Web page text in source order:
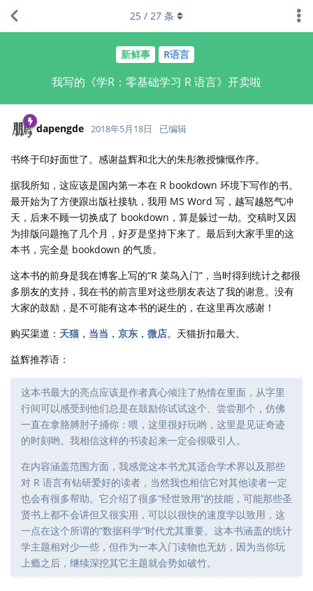
新鲜事 R语言
我写的《学R：零基础学习 R 语言》开卖啦
25 / 27 条
dapengde 2018年5月18日 已编辑
书终于印好面世了。感谢益辉和北大的朱彤教授慷慨作序。
据我所知，这应该是国内第一本在 R bookdown 环境下写作的书。
最开始为了方便跟出版社接轨，我用 MS Word 写，越写越怒气冲
天，后来不顾一切换成了 bookdown，算是躲过一劫。交稿时又因
为排版问题拖了几个月，好歹是坚持下来了。最后到大家手里的这
本书，完全是 bookdown 的气质。
这本书的前身是我在博客上写的“R 菜鸟入门”，当时得到统计之都很
多朋友的支持，我在书的前言里对这些朋友表达了我的谢意。没有
大家的鼓励，是不可能有这本书的诞生的，在这里再次感谢！
购买渠道： 天猫 ， 当当 ， 京东 ， 微店。天猫折扣最大。
益辉推荐语：
这本书最大的亮点应该是作者真心倾注了热情在里面，从字里
行间可以感受到他们总是在鼓励你试试这个、尝尝那个，仿佛
一直在拿胳膊肘子捅你：喂，这里很好玩哟，这里是见证奇迹
的时刻哟。我相信这样的书读起来一定会很吸引人。
在内容涵盖范围方面，我感觉这本书尤其适合学术界以及那些
对 R 语言有钻研爱好的读者，当然我也相信它对其他读者一定
也会有很多帮助。它介绍了很多“经世致用”的技能，可能那些圣
贤书上都不会讲但又很实用，可以以很快的速度学以致用，这
一点在这个所谓的“数据科学”时代尤其重要。这本书涵盖的统计
学主题相对少一些，但作为一本入门读物也无妨，因为当你玩
上瘾之后，继续深挖其它主题就会势如破竹。